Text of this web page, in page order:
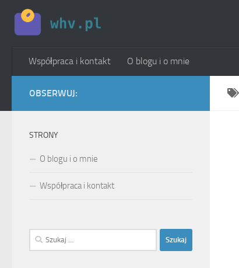
Skip to content
Współpraca i kontakt O blogu i o mnie
OBSERWUJ:
STRONY
O blogu i o mnie
Współpraca i kontakt
Szukaj: